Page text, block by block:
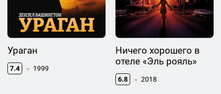
Ураган
7.4 1999
Ничего хорошего в
отеле «Эль рояль»
6.8 2018